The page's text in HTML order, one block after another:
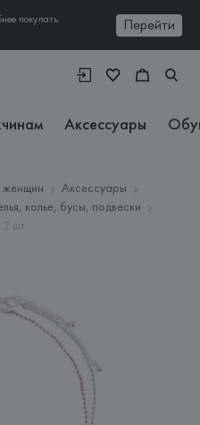
покупать
Перейти
Аксессуары
женщин
Аксессуары
колье, бусы, подвески
2 шт